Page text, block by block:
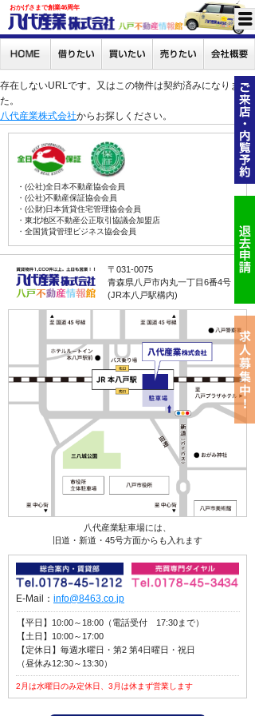
おかげさまで創業46周年
存在しないURLです。又はこの物件は契約済みになりまし
た。
八代産業株式会社からお探しください。
・(公社)全日本不動産協会会員
・(公社)不動産保証協会会員
・(公財)日本賃貸住宅管理協会会員
・東北地区不動産公正取引協議会加盟店
・全国賃貸管理ビジネス協会会員
〒031-0075
青森県八戸市内丸一丁目6番4号
(JR本八戸駅構内)
八代産業駐車場には、
旧道・新道・45号方面からも入れます
E-Mail： info@8463.co.jp
【平日】10:00～18:00（電話受付 17:30まで）
【土日】10:00～17:00
【定休日】毎週水曜日・第2 第4日曜日・祝日
（昼休み12:30～13:30）
2月は水曜日のみ定休日、3月は休まず営業します